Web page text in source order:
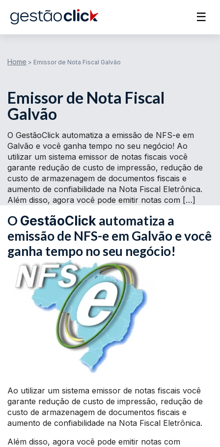
☰
Home > Emissor de Nota Fiscal Galvão
Emissor de Nota Fiscal
Galvão
O GestãoClick automatiza a emissão de NFS-e em
Galvão e você ganha tempo no seu negócio! Ao
utilizar um sistema emissor de notas fiscais você
garante redução de custo de impressão, redução de
custo de armazenagem de documentos fiscais e
aumento de confiabilidade na Nota Fiscal Eletrônica.
Além disso, agora você pode emitir notas com […]
O GestãoClick automatiza a
emissão de NFS-e em Galvão e você
ganha tempo no seu negócio!
Ao utilizar um sistema emissor de notas fiscais você
garante redução de custo de impressão, redução de
custo de armazenagem de documentos fiscais e
aumento de confiabilidade na Nota Fiscal Eletrônica.
Além disso, agora você pode emitir notas com